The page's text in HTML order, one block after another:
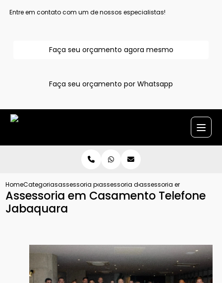
Entre em contato com um de nossos especialistas!
Faça seu orçamento agora mesmo
Faça seu orçamento por Whatsapp
HomeCategoriasassessoria para casamentos
assessoria de casamento completa
assessoria em
Assessoria em Casamento Telefone
Jabaquara